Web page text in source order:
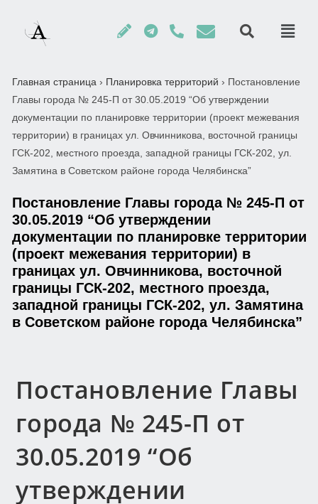
Главная страница › Планировка территорий › Постановление
Главы города № 245-П от 30.05.2019 “Об утверждении
документации по планировке территории (проект межевания
территории) в границах ул. Овчинникова, восточной границы
ГСК-202, местного проезда, западной границы ГСК-202, ул.
Замятина в Советском районе города Челябинска”
Постановление Главы города № 245-П от
30.05.2019 “Об утверждении
документации по планировке территории
(проект межевания территории) в
границах ул. Овчинникова, восточной
границы ГСК-202, местного проезда,
западной границы ГСК-202, ул. Замятина
в Советском районе города Челябинска”
Постановление Главы
города № 245-П от
30.05.2019 “Об
утверждении